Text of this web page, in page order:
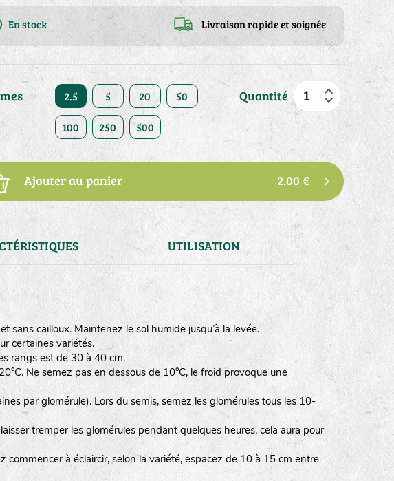
En stock Livraison rapide et soignée
2.5 5 20 50
100 250 500
Quantité
Ajouter au panier 2.00 €
UTILISATION
sans cailloux. Maintenez le sol humide jusqu’à la levée.
certaines variétés.
rangs est de 30 à 40 cm.
Ne semez pas en dessous de 10°C, le froid provoque une
par glomérule). Lors du semis, semez les glomérules tous les 10-
tremper les glomérules pendant quelques heures, cela aura pour
à éclaircir, selon la variété, espacez de 10 à 15 cm entre